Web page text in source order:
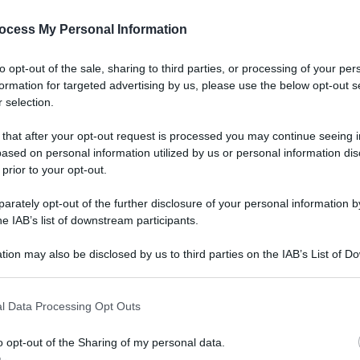
My Personal Information
opt-out of the sale, sharing to third parties, or processing of your
for targeted advertising by us, please use the below opt-out
selection.
that after your opt-out request is processed you may continue seeing
on personal information utilized by us or personal information
to your opt-out.
opt-out of the further disclosure of your personal information
IAB’s list of downstream participants.
may also be disclosed by us to third parties on the IAB’s List of
including but not limited to your visit or usage behaviour. You may click
to Google and its third-party tags to use your data for below specified
consent section.
Data Processing Opt Outs
opt-out of the Sharing of my personal data.
ha bocciatocon 123 no, 29 sì e 9 astenuti
diffamazione a mezzo stampa
lavori. L”articolo conteneva, tra l”altro, le
i giornalisti. La bocciatura dell”articolo 1 del
dell”intero provvedimento.
ha affossato, con voto segreto, l”articolo 1
«Finalmente di questa brutta storia» nata